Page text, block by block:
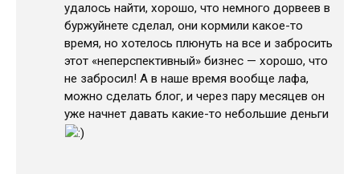
удалось найти, хорошо, что немного дорвеев в
буржуйнете сделал, они кормили какое-то
время, но хотелось плюнуть на все и забросить
этот «неперспективный» бизнес — хорошо, что
не забросил! А в наше время вообще лафа,
можно сделать блог, и через пару месяцев он
уже начнет давать какие-то небольшие деньги